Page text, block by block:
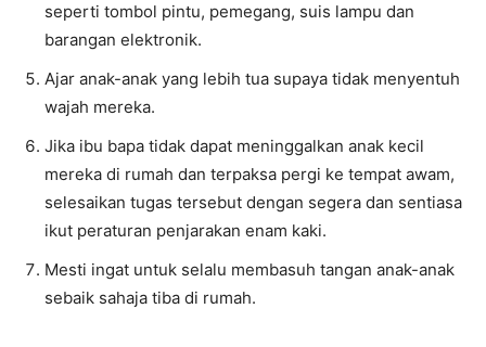
seperti tombol pintu, pemegang, suis lampu dan
barangan elektronik.
Ajar anak-anak yang lebih tua supaya tidak menyentuh
wajah mereka.
Jika ibu bapa tidak dapat meninggalkan anak kecil
mereka di rumah dan terpaksa pergi ke tempat awam,
selesaikan tugas tersebut dengan segera dan sentiasa
ikut peraturan penjarakan enam kaki.
Mesti ingat untuk selalu membasuh tangan anak-anak
sebaik sahaja tiba di rumah.